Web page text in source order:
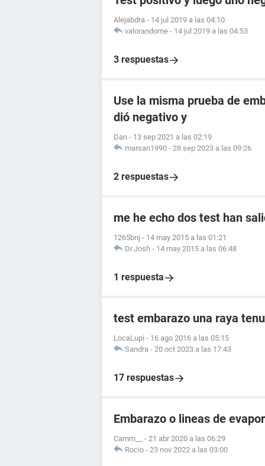
Alejabdra - 14 jul 2019 a las 04:10
valorandome - 14 jul 2019 a las 04:53
3 respuestas
Use la misma prueba de
dió negativo y
Dan - 13 sep 2021 a las 02:19
marsan1990 - 28 sep 2023 a las 09:26
2 respuestas
me he echo dos test han
1265bnj - 14 may 2015 a las 01:21
Dr.Josh - 14 may 2015 a las 06:48
1 respuesta
test embarazo una raya
LocaLupi - 16 ago 2016 a las 05:15
Sandra - 20 oct 2023 a las 17:43
17 respuestas
Embarazo o lineas de
Camm__ - 21 abr 2020 a las 06:29
Rocio - 23 nov 2022 a las 03:00